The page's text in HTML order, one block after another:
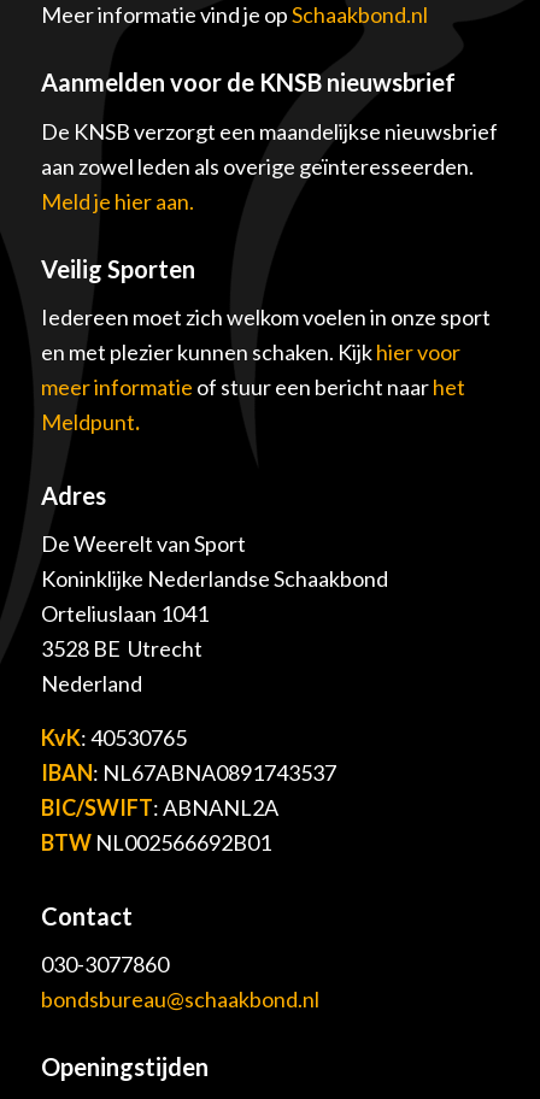
Meer informatie vind je opSchaakbond.nl
Aanmelden voor de KNSB nieuwsbrief
De KNSB verzorgt een maandelijkse nieuwsbrief
aan zowel leden als overige geïnteresseerden.
Meld je hier aan.
Veilig Sporten
Iedereen moet zich welkom voelen in onze sport
en met plezier kunnen schaken. Kijkhier voor
meer informatie of stuur een bericht naarhet
Meldpunt.
Adres
De Weerelt van Sport
Koninklijke Nederlandse Schaakbond
Orteliuslaan 1041
3528 BE Utrecht
Nederland
KvK: 40530765
IBAN: NL67ABNA0891743537
BIC/SWIFT: ABNANL2A
BTWNL002566692B01
Contact
030-3077860
bondsbureau@schaakbond.nl
Openingstijden